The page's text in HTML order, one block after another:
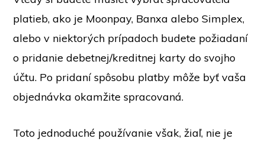
platieb, ako je Moonpay, Banxa alebo Simplex,
alebo v niektorých prípadoch budete požiadaní
o pridanie debetnej/kreditnej karty do svojho
účtu. Po pridaní spôsobu platby môže byť vaša
objednávka okamžite spracovaná.
Toto jednoduché používanie však, žiaľ, nie je